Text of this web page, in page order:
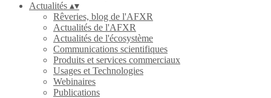
Actualités ▴▾
Rêveries, blog de l'AFXR
Actualités de l'AFXR
Actualités de l'écosystème
Communications scientifiques
Produits et services commerciaux
Usages et Technologies
Webinaires
Publications